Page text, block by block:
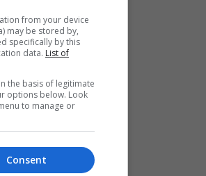
Kiari (7
(4 vjeç).
ku ajo e
fëmijëve për
nga njëri-
from your device
may be stored by,
specifically by this
data. List of
the basis of legitimate
options below. Look
to manage or
Consent